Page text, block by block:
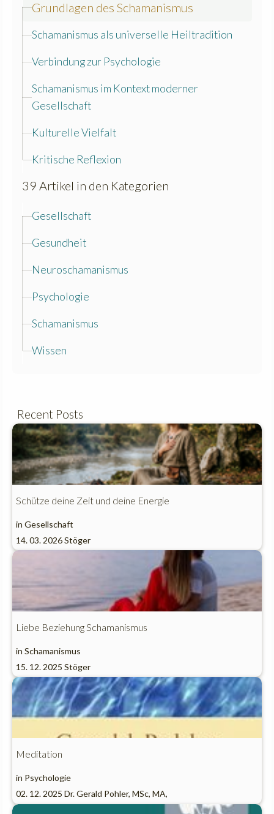
Grundlagen des Schamanismus
Schamanismus als universelle Heiltradition
Verbindung zur Psychologie
Schamanismus im Kontext moderner
Gesellschaft
Kulturelle Vielfalt
Kritische Reflexion
39 Artikel in den Kategorien
Gesellschaft
Gesundheit
Neuroschamanismus
Psychologie
Schamanismus
Wissen
Recent Posts
Schütze deine Zeit und deine Energie
in Gesellschaft
14. 03. 2026 Stöger
Liebe Beziehung Schamanismus
in Schamanismus
15. 12. 2025 Stöger
Meditation
in Psychologie
02. 12. 2025 Dr. Gerald Pohler, MSc, MA,